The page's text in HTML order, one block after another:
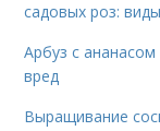
садовых роз:
Арбуз с
вред
Выращивание